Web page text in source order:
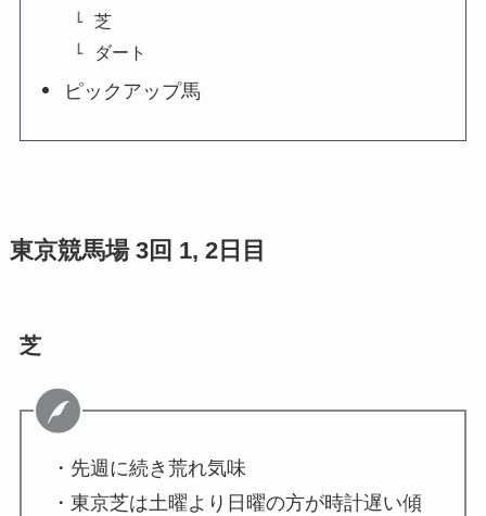
芝
ダート
ピックアップ馬
東京競馬場 3回 1, 2日目
芝
・先週に続き荒れ気味
・東京芝は土曜より日曜の方が時計遅い傾